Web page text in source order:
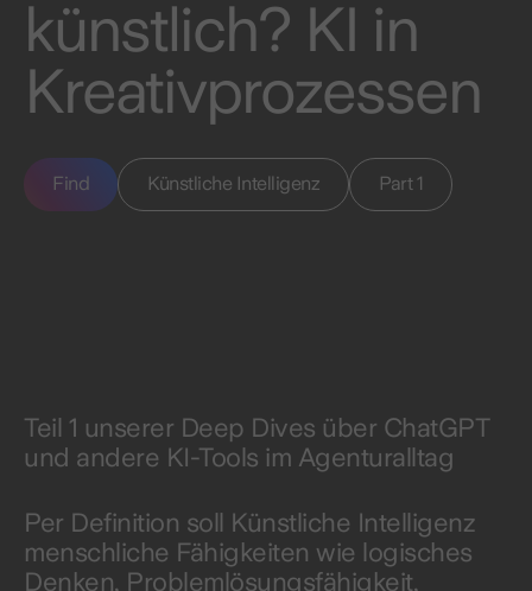
künstlich? KI in
Kreativprozessen
Find Künstliche Intelligenz Part 1
Teil 1 unserer Deep Dives über ChatGPT
und andere KI-Tools im Agenturalltag
Per Definition soll Künstliche Intelligenz
menschliche Fähigkeiten wie logisches
Denken, Problemlösungsfähigkeit,